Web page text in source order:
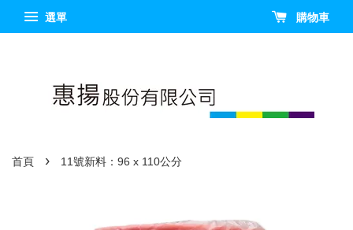
選單 購物車
首頁 › 11號新料：96 x 110公分